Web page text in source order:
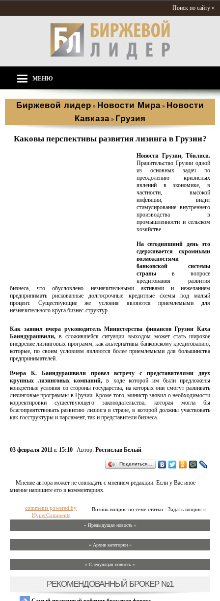
Поиск по сайту »
МЕНЮ
Биржевой лидер » Новости Мира » Новости
Кавказа » Грузия
Каковы перспективы развития лизинга в Грузии?
Новости Грузии, Тбилиси.
Правительство Грузии одной
из основных задач по
преодолению кризисных
явлений в экономике, в
частности, высокой
инфляции, видит
стимулирование внутреннего
производства в
промышленности и сельском
хозяйстве.
На сегодняшний день это
сдерживается скромными
возможностями
банковской системы
страны в вопросе
кредитования развития
бизнеса, что обусловлено незначительными активами и нежеланием
предпринимать рискованные долгосрочные кредитные схемы под малый
процент. Существующие же условия являются приемлемыми для
незначительного круга бизнес-структур.
Как заявил вчера руководитель Министерства финансов Грузии Каха
Баиндурашвили, в сложившейся ситуации выходом может стать широкое
внедрение лизинговых программ, как альтернативы банковскому кредитованию,
которые, по своим условиям являются более приемлемыми для большинства
предпринимателей.
Вчера К. Баиндурашвили провел встречу с представителями двух
крупных лизинговых компаний,в ходе которой им были предложены
конкретные условия со стороны государства, на которых они смогут развивать
лизинговые программы в Грузии. Кроме того, министр заявил о необходимости
корректировки существующего законодательства, которая могла бы
благоприятствовать развитию лизинга в стране, в которой должны участвовать
как госструктуры и парламент, так и представители бизнеса.
03 февраля 2011 г. 15:10 Автор: Ростислав Белый
Поделиться…
Мнение автора может не совпадать с мнением редакции. Если у Вас иное
мнение напишите его в комментариях.
Возник вопрос по теме статьи - Задать вопрос »
comments powered by
HyperComments
« Предыдущая новость «
» Архив категории «
» Следующая новость »
РЕКОМЕНДОВАННЫЙ БРОКЕР №1